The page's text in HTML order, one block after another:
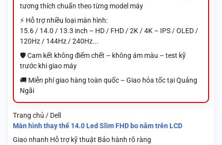
tương thích chuẩn theo từng model máy
⚡ Hỗ trợ nhiều loại màn hình:
15.6 / 14.0 / 13.3 inch – HD / FHD / 2K / 4K – IPS / OLED /
120Hz / 144Hz / 240Hz...
🛡️ Cam kết không điểm chết – không ám màu – test kỹ
trước khi giao máy
🚚 Miễn phí giao hàng toàn quốc – Giao hỏa tốc tại Quảng
Ngãi
Trang chủ / Dell
Màn hình thay thế 14.0 Led Slim FHD bo nằm trên LCD
Giao nhanh Hỗ trợ kỹ thuật Bảo hành rõ ràng